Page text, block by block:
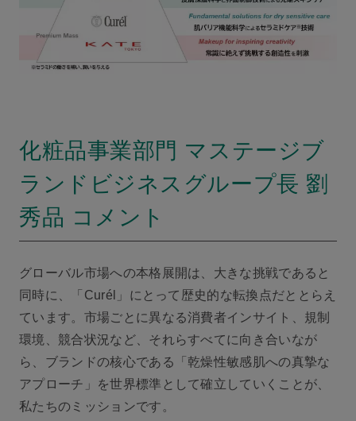
化粧品事業部門 マステージブ
ランドビジネスグループ長 劉
秀品 コメント
グローバル市場への本格展開は、大きな挑戦であると
同時に、「Curél」にとって歴史的な転換点だととらえ
ています。市場ごとに異なる消費者インサイト、規制
環境、競合状況など、それらすべてに向き合いなが
ら、ブランドの核心である「乾燥性敏感肌への真摯な
アプローチ」を世界標準として確立していくことが、
私たちのミッションです。